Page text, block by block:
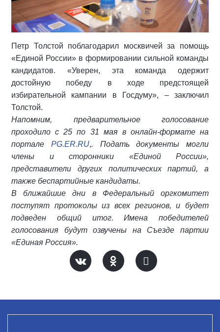
Петр Толстой поблагодарил москвичей за помощь
«Единой России» в формировании сильной команды
кандидатов. «Уверен, эта команда одержит
достойную победу в ходе предстоящей
избирательной кампании в Госдуму», – заключил
Толстой.
Напомним, предварительное голосование
проходило с 25 по 31 мая в онлайн-формате на
портале PG.ER.RU,. Подать документы могли
члены и сторонники «Единой России»,
представители других политических партий, а
также беспартийные кандидаты.
В ближайшие дни в Федеральный оргкомитет
поступят протоколы из всех регионов, и будет
подведен общий итог. Имена победителей
голосования будут озвучены на Съезде партии
«Единая Россия».